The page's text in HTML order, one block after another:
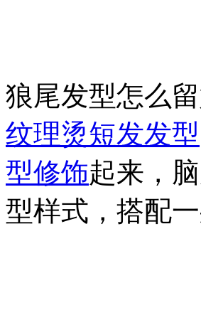
狼尾发型怎么
纹理烫短发发型
型修饰起来，
型样式，搭配